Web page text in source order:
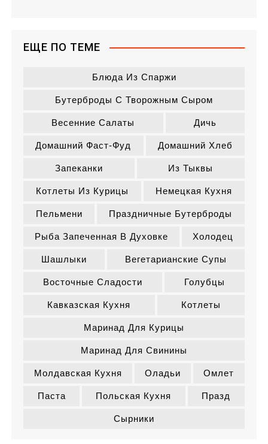
ЕЩЕ ПО ТЕМЕ
Блюда Из Спаржи
Бутерброды С Творожным Сыром
Весенние Салаты Дичь
Домашний Фаст-Фуд Домашний Хлеб
Запеканки Из Тыквы
Котлеты Из Курицы Немецкая Кухня
Пельмени Праздничные Бутерброды
Рыба Запеченная В Духовке Холодец
Шашлыки Вегетарианские Супы
Восточные Сладости Голубцы
Кавказская Кухня Котлеты
Маринад Для Курицы
Маринад Для Свинины
Молдавская Кухня Оладьи Омлет
Паста Польская Кухня Празд
Сырники